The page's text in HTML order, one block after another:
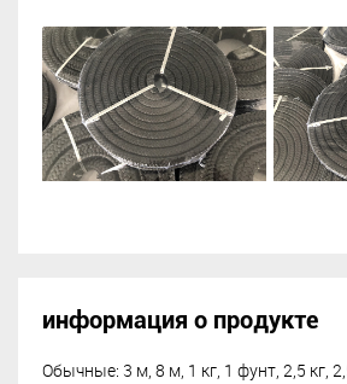
информация о продукте
Обычные: 3 м, 8 м, 1 кг, 1 фунт, 2,5 кг,